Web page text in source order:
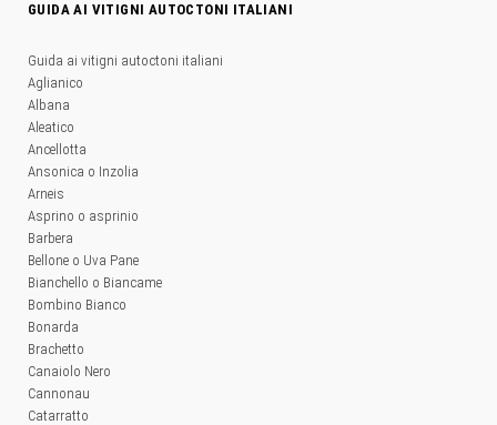
GUIDA AI VITIGNI AUTOCTONI ITALIANI
Guida ai vitigni autoctoni italiani
Aglianico
Albana
Aleatico
Ancellotta
Ansonica o Inzolia
Arneis
Asprino o asprinio
Barbera
Bellone o Uva Pane
Bianchello o Biancame
Bombino Bianco
Bonarda
Brachetto
Canaiolo Nero
Cannonau
Catarratto